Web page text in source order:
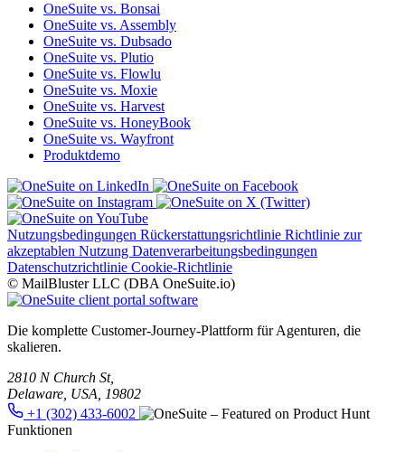
OneSuite vs. Bonsai
OneSuite vs. Assembly
OneSuite vs. Dubsado
OneSuite vs. Plutio
OneSuite vs. Flowlu
OneSuite vs. Moxie
OneSuite vs. Harvest
OneSuite vs. HoneyBook
OneSuite vs. Wayfront
Produktdemo
Nutzungsbedingungen Rückerstattungsrichtlinie Richtlinie zur
akzeptablen Nutzung Datenverarbeitungsbedingungen
Datenschutzrichtlinie Cookie-Richtlinie
© MailBluster LLC (DBA OneSuite.io)
Die komplette Customer-Journey-Plattform für Agenturen, die
skalieren.
2810 N Church St,
Delaware, USA, 19802
+1 (302) 433-6002
Funktionen